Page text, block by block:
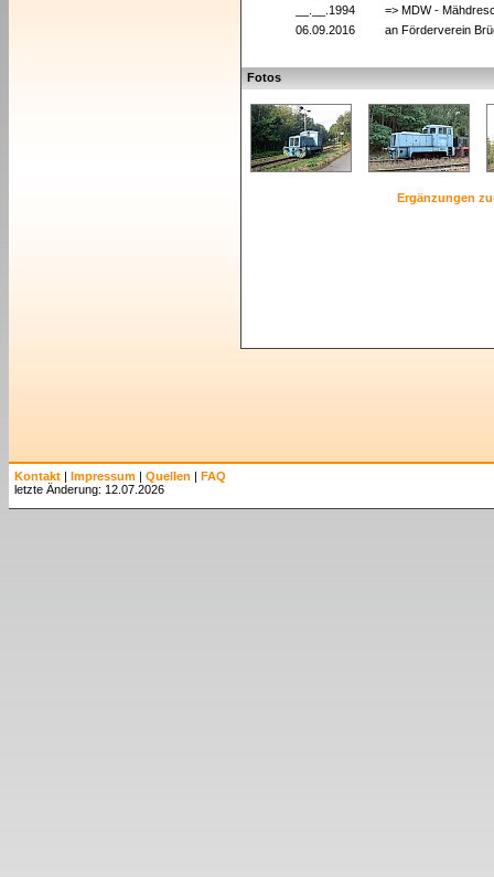
__.__.1994
=> MDW -
06.09.2016
an Förderverein
Fotos
Ergänzungen
Kontakt | Impressum | Quellen | FAQ
letzte Änderung: 12.07.2026